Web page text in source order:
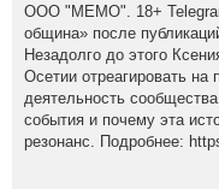
ООО "МЕМО". 18+
община» после
Незадолго до этого
Осетии отреагировать
деятельность
события и почему эта
резонанс. Подробнее: